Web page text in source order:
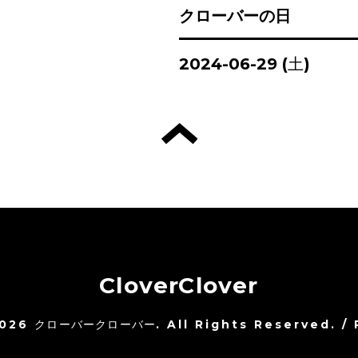
クローバーの日
2024-06-29 (土)
CloverClover
クローバークローバー. All Rights Reserved. /